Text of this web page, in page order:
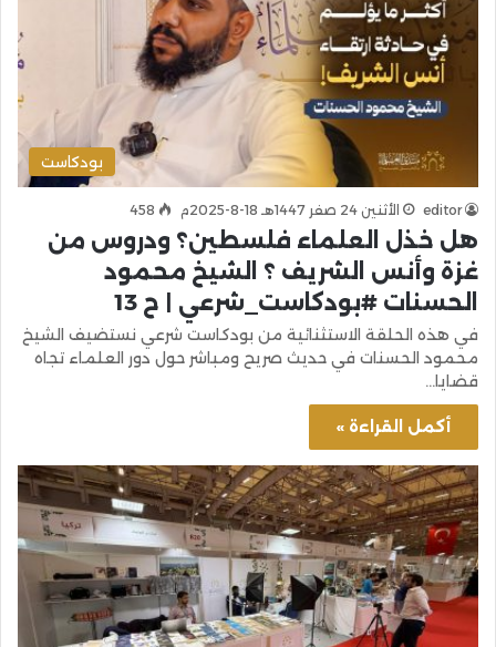
بودكاست
editor الأثنين 24 صفر 1447هـ 18-8-2025م 458
هل خذل العلماء فلسطين؟ ودروس من
غزة وأنس الشريف ؟ الشيخ محمود
الحسنات #بودكاست_شرعي | ح 13
في هذه الحلقة الاستثنائية من بودكاست شرعي نستضيف الشيخ
محمود الحسنات في حديث صريح ومباشر حول دور العلماء تجاه
قضايا…
أكمل القراءة »